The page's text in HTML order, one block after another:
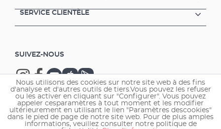
SERVICE CLIENTÈLE
SUIVEZ-NOUS
Copyright © 2026 EHEIM GmbH & Co. KG.
Nous utilisons des cookies sur notre site web à des fins
d'analyse et d'autres outils de tiers.Vous pouvez les refuser
ou les activer en cliquant sur "Configurer". Vous pouvez
appeler cesparamètres à tout moment et les modifier
ultérieurement en utilisant le lien "Paramètres descookies"
dans le pied de page de notre site web. Pour de plus amples
informations, veuillez consulter notre politique de